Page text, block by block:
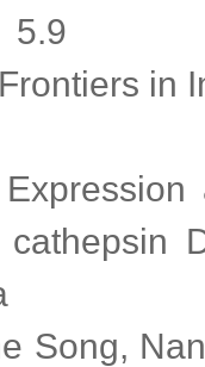
5.9
in
Song,